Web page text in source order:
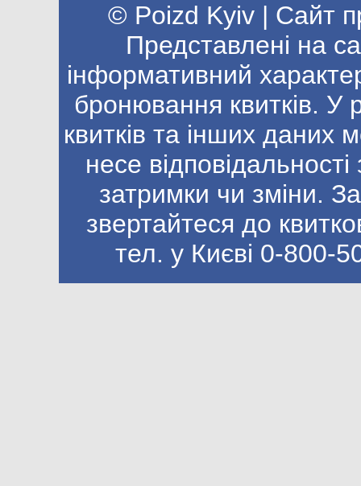
© Poizd Kyiv | Сайт
Представлені на
інформативний
бронювання квитків. У
квитків та інших даних
несе
затримки чи зміни.
звертайтеся до
тел. у Києві 0-800-